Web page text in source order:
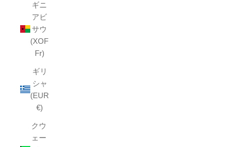
ギニ
アビ
サウ
(XOF
Fr)
ギリ
シャ
(EUR
€)
クウ
ェー